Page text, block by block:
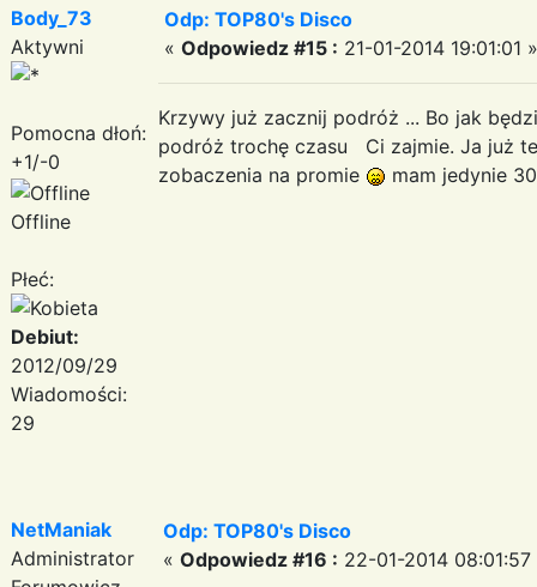
Body_73
Aktywni
Pomocna dłoń:
+1/-0
Offline
Płeć:
Debiut:
2012/09/29
Wiadomości:
29
Odp: TOP80's Disco
« Odpowiedz #15 : 21-01-2014 19:01:01 »
Krzywy już zacznij podróż ... Bo jak
podróż trochę czasu Ci zajmie. Ja już
zobaczenia na promie
mam jedynie
NetManiak
Administrator
Odp: TOP80's Disco
« Odpowiedz #16 : 22-01-2014 08:01:57